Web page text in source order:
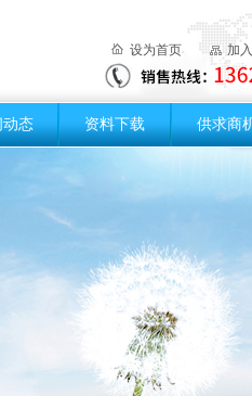
设为首页 加
动态 资料下载 供求商